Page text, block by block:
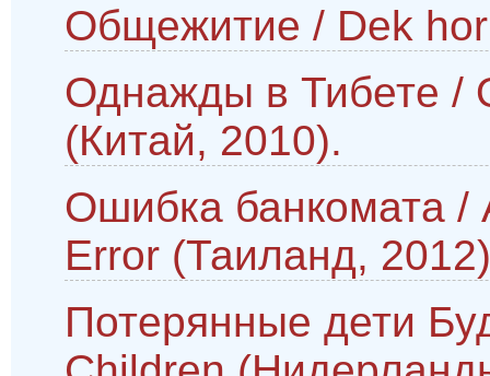
Общежитие / Dek
Однажды в Тибете /
(Китай, 2010).
Ошибка банкомата /
Error (Таиланд,
Потерянные дети